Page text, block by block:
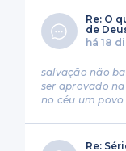
Re: O
de
há 18
salvação não
ser aprovado
no céu um povo
Re: